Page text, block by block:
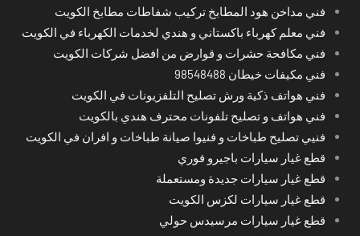
فني مداخن هود المطابخ تركيب شفاطات مطابخ الكويت
فني معلم كهرباء باكستاني و هندي لخدمات الكهرباء في الكويت
فني مكافحة حشرات و قوارض من افضل شركات الكويت
فني مكيفات خيطان 98548488
فني هواتف ذكية ورش تصليح التلفزيونات في الكويت
فني هواتف و تصليح تلفونات محترف هندي بالكويت
فنيي تصليح طباخات و فنيوا صيانة طباخات و افران في الكويت
قطع غيار سيارات باجيرو فوري
قطع غيار سيارات جديدة ومستعملة
قطع غيار سيارات لكزس الكويت
قطع غيار سيارات مرسيدس حولي